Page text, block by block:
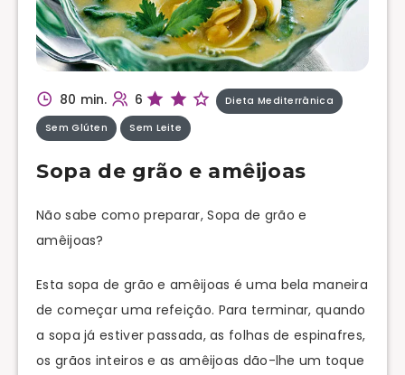
80 min. 6 Dieta Mediterrânica
Sem Glúten Sem Leite
Sopa de grão e amêijoas
Não sabe como preparar, Sopa de grão e
amêijoas?
Esta sopa de grão e amêijoas é uma bela maneira
de começar uma refeição. Para terminar, quando
a sopa já estiver passada, as folhas de espinafres,
os grãos inteiros e as amêijoas dão-lhe um toque